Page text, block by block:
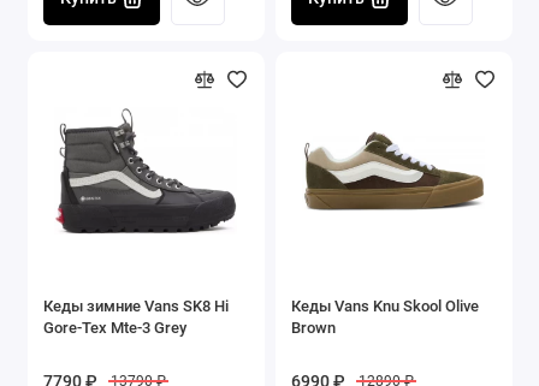
Кеды зимние Vans SK8 Hi
Gore-Tex Mte-3 Grey
7790 ₽ 13790 ₽
Кеды Vans Knu Skool Olive
Brown
6990 ₽ 12890 ₽